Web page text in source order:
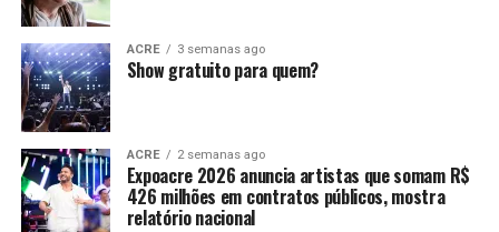
ACRE 3 semanas ago
Show gratuito para quem?
ACRE 2 semanas ago
Expoacre 2026 anuncia artistas que somam R$
426 milhões em contratos públicos, mostra
relatório nacional